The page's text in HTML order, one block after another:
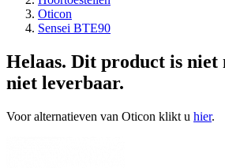
Oticon
Sensei BTE90
Helaas. Dit product is niet
niet leverbaar.
Voor alternatieven van Oticon klikt u hier.